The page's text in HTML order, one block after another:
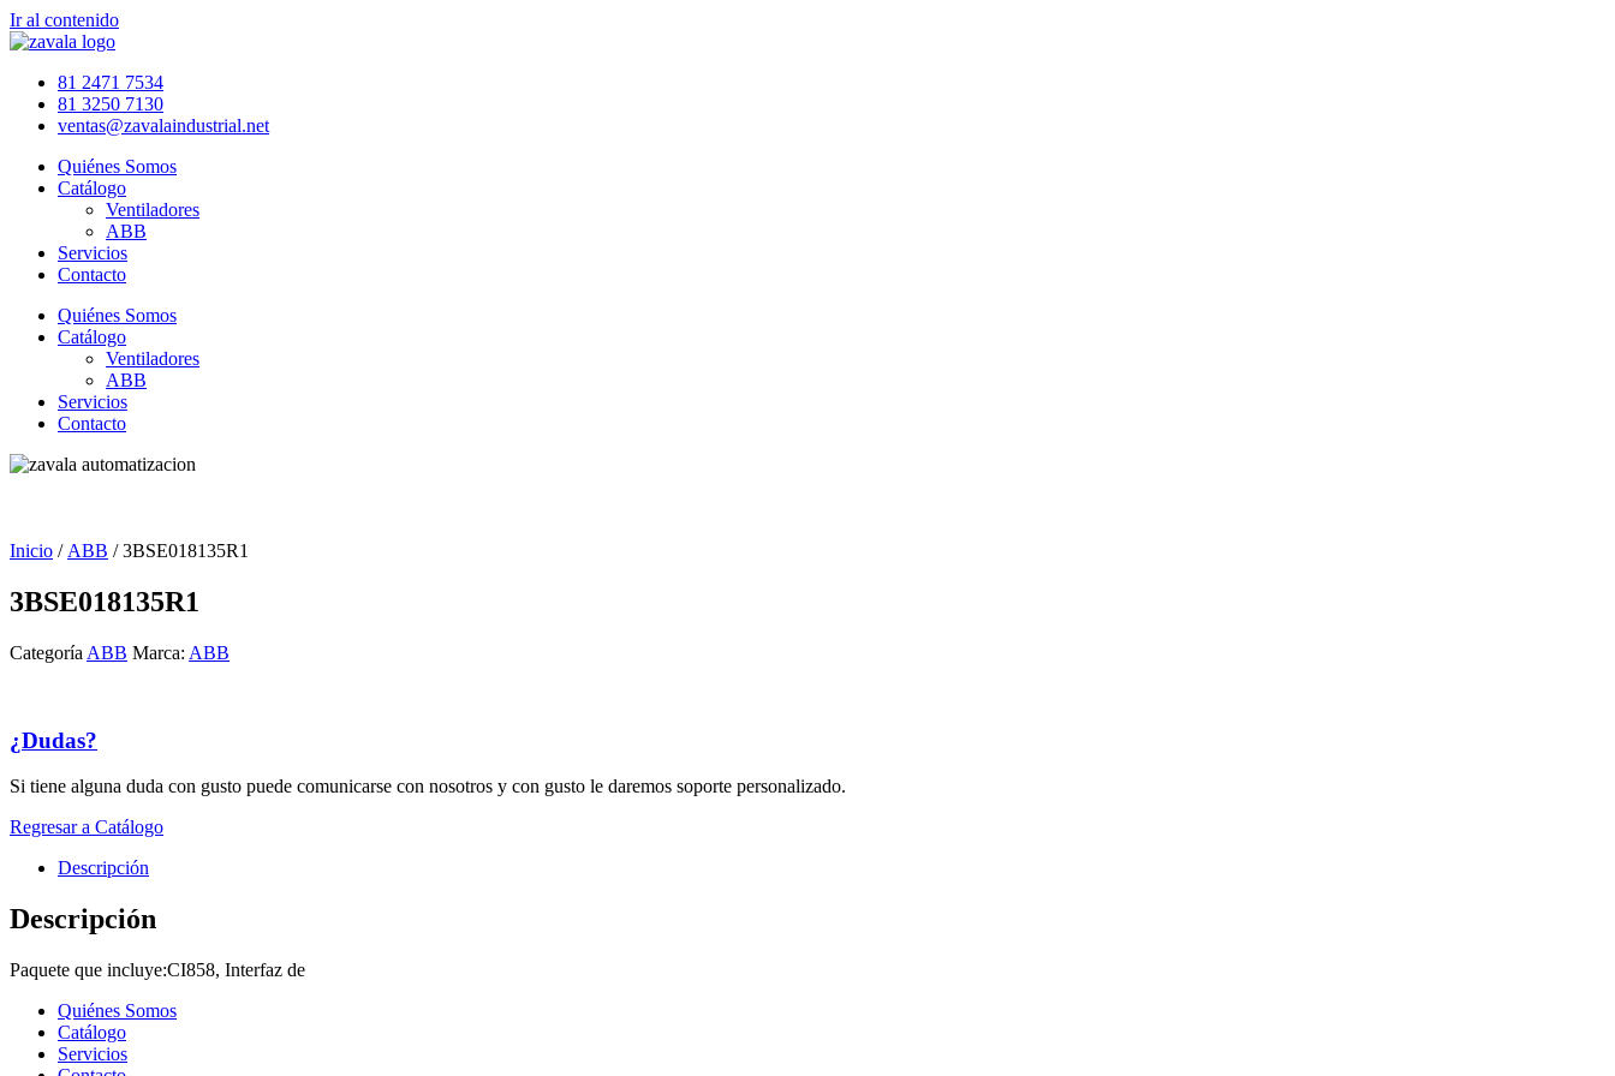
Ir al contenido
81 2471 7534
81 3250 7130
ventas@zavalaindustrial.net
Quiénes Somos
Catálogo
Ventiladores
ABB
Servicios
Contacto
Quiénes Somos
Catálogo
Ventiladores
ABB
Servicios
Contacto
Inicio / ABB / 3BSE018135R1
3BSE018135R1
Categoría ABB Marca: ABB
¿Dudas?
Si tiene alguna duda con gusto puede comunicarse con nosotros y con gusto le daremos soporte personalizado.
Regresar a Catálogo
Descripción
Descripción
Paquete que incluye:CI858, Interfaz de
Quiénes Somos
Catálogo
Servicios